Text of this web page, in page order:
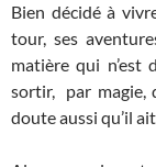
Bien décidé à
tour, ses
matière qui n’est
sortir, par magie,
doute aussi qu’il